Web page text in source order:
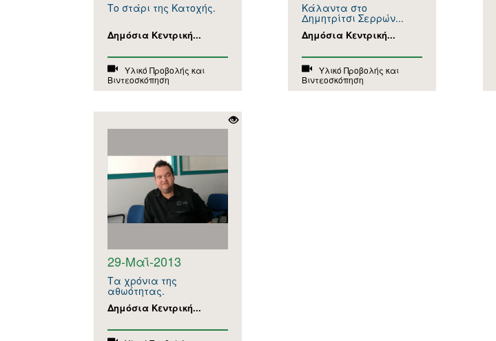
Το στάρι της Κατοχής.
Δημόσια Κεντρική...
Υλικό Προβολής και
Βιντεοσκόπηση
Κάλαντα στο
Δημητρίτσι Σερρών...
Δημόσια Κεντρική...
Υλικό Προβολής και
Βιντεοσκόπηση
29-Μαΐ-2013
Τα χρόνια της
αθωότητας.
Δημόσια Κεντρική...